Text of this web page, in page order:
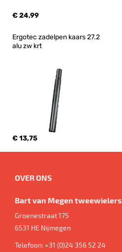
€ 24,99
Ergotec zadelpen kaars 27.2
alu zw krt
€ 13,75
OVER ONS
Bart van Megen tweewielers
Groenestraat 175
6531 HE Nijmegen
Telefoon:+31 (0)24 356 52 24